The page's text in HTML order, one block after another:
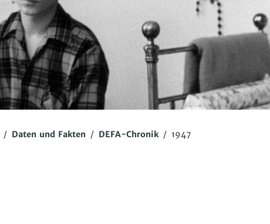
/ Daten und Fakten / DEFA-Chronik / 1947